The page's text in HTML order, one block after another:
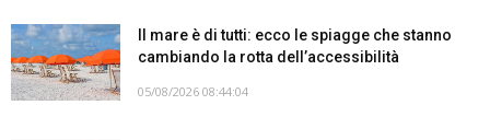
Il mare è di tutti: ecco le spiagge che stanno
cambiando la rotta dell’accessibilità
05/08/2026 08:44:04